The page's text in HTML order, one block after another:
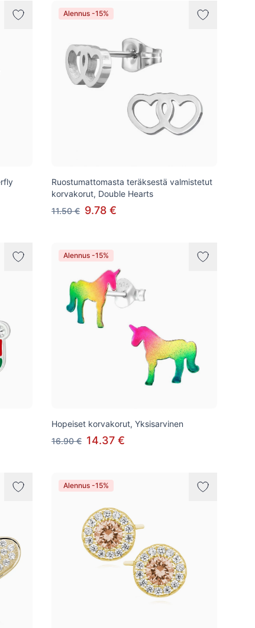
Alennus -15%
Ruostumattomasta teräksestä valmistetut
korvakorut, Double Hearts
11.50 € 9.78 €
Alennus -15%
Hopeiset korvakorut, Yksisarvinen
16.90 € 14.37 €
Alennus -15%